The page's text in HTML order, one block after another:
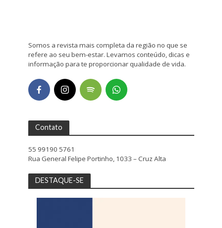
Somos a revista mais completa da região no que se
refere ao seu bem-estar. Levamos conteúdo, dicas e
informação para te proporcionar qualidade de vida.
Contato
55 99190 5761
Rua General Felipe Portinho, 1033 – Cruz Alta
DESTAQUE-SE